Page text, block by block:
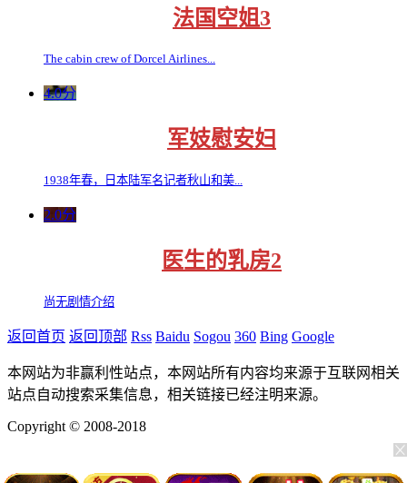
法国空姐3
The cabin crew of Dorcel Airlines...
4.0分
军妓慰安妇
1938年春，日本陆军名记者秋山和美...
2.0分
医生的乳房2
尚无剧情介绍
返回首页 返回顶部 Rss Baidu Sogou 360 Bing Google
本网站为非赢利性站点，本网站所有内容均来源于互联网相关
站点自动搜索采集信息，相关链接已经注明来源。
Copyright © 2008-2018